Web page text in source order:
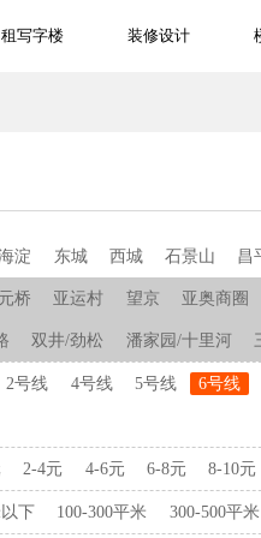
租写字楼 装修设计
淀 东城 西城 石景山 昌
桥 亚运村 望京 亚奥商圈
双井/劲松 潘家园/十里河
2号线 4号线 5号线 6号线
2-4元 4-6元 6-8元 8-10元
下 100-300平米 300-500平米